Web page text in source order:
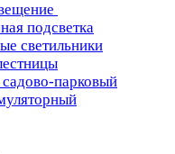
подсветка
светильники
парковый